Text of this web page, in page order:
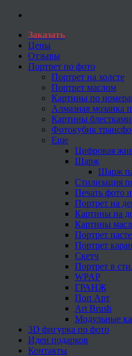
Заказать
Цены
Отзывы
Портрет по фото
Портрет на холсте
Портрет маслом
Картины по
Алмазная мозаика
Картины блестками
Фотокубик
Еще
Цифровая
Шарж
Шарж
Стилизация
Печать фото
Портрет на
Картины на
Картины
Портрет
Портрет
Скетч
Портрет в
WPAP
ГРАНЖ
Поп Арт
Art Brush
Модульные
3D фигурка по фото
Идеи подарков
Контакты